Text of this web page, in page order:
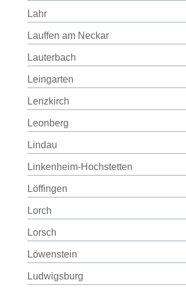
Lahr
Lauffen am Neckar
Lauterbach
Leingarten
Lenzkirch
Leonberg
Lindau
Linkenheim-Hochstetten
Löffingen
Lorch
Lorsch
Löwenstein
Ludwigsburg